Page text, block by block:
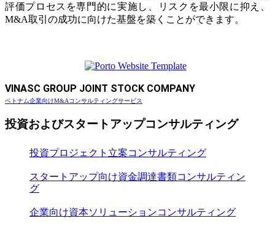
評価プロセスを専門的に実施し、リスクを最小限に抑え、
M&A取引の成功に向けた基盤を築くことができます。
VINASC GROUP JOINT STOCK COMPANY
ベトナム企業向けM&Aコンサルティングサービス
投資およびスタートアップコンサルティング
投資プロジェクト立案コンサルティング
スタートアップ向け資金調達書類コンサルティン
グ
企業向け資本ソリューションコンサルティング